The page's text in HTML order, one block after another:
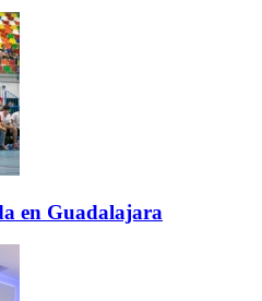
en Guadalajara